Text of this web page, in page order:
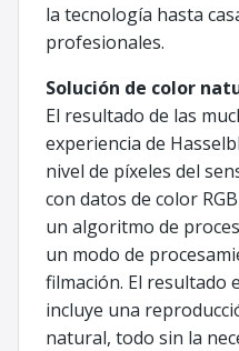
la tecnología hasta
profesionales.
Solución de color
El resultado de las
experiencia de
nivel de píxeles del
con datos de color
un algoritmo de
un modo de
filmación. El resultado
incluye una
natural, todo sin la